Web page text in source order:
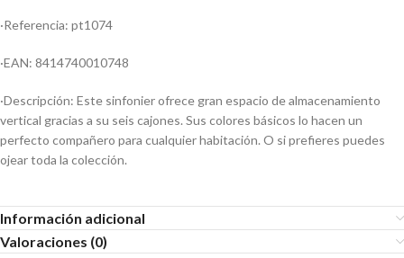
·Referencia: pt1074
·EAN: 8414740010748
·Descripción: Este sinfonier ofrece gran espacio de almacenamiento
vertical gracias a su seis cajones. Sus colores básicos lo hacen un
perfecto compañero para cualquier habitación. O si prefieres puedes
ojear toda la colección.
Información adicional
Valoraciones (0)